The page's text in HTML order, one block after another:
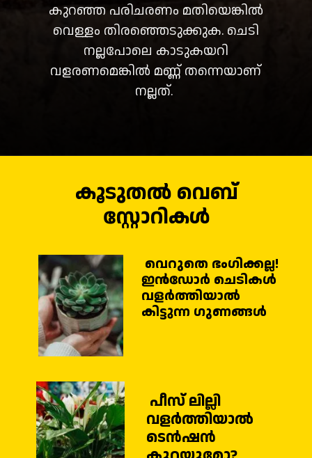
കുറഞ്ഞ പരിചരണം മതിയെങ്കിൽ
വെള്ളം തിരഞ്ഞെടുക്കുക. ചെടി
നല്ലപോലെ കാടുകയറി
വളരണമെങ്കിൽ മണ്ണ് തന്നെയാണ്
നല്ലത്.
കൂടുതൽ വെബ്
സ്റ്റോറികൾ
വെറുതെ ഭം​ഗിക്കല്ല!
ഇൻഡോർ ചെടികൾ
വളർത്തിയാൽ
കിട്ടുന്ന ഗുണങ്ങൾ
പീസ് ലില്ലി
വളർത്തിയാൽ
ടെൻഷൻ